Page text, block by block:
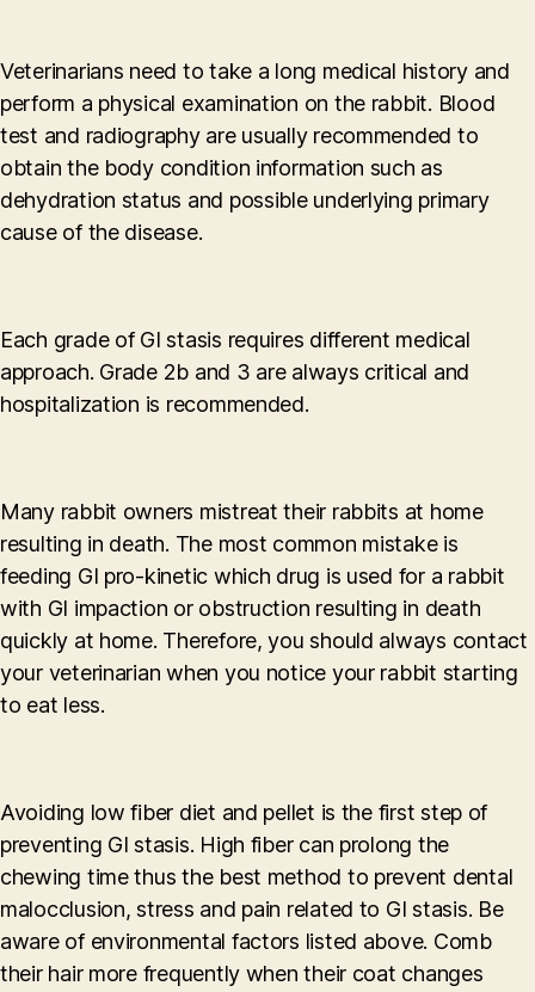
Veterinarians need to take a long medical history and
perform a physical examination on the rabbit. Blood
test and radiography are usually recommended to
obtain the body condition information such as
dehydration status and possible underlying primary
cause of the disease.
Each grade of GI stasis requires different medical
approach. Grade 2b and 3 are always critical and
hospitalization is recommended.
Many rabbit owners mistreat their rabbits at home
resulting in death. The most common mistake is
feeding GI pro-kinetic which drug is used for a rabbit
with GI impaction or obstruction resulting in death
quickly at home. Therefore, you should always contact
your veterinarian when you notice your rabbit starting
to eat less.
Avoiding low fiber diet and pellet is the first step of
preventing GI stasis. High fiber can prolong the
chewing time thus the best method to prevent dental
malocclusion, stress and pain related to GI stasis. Be
aware of environmental factors listed above. Comb
their hair more frequently when their coat changes